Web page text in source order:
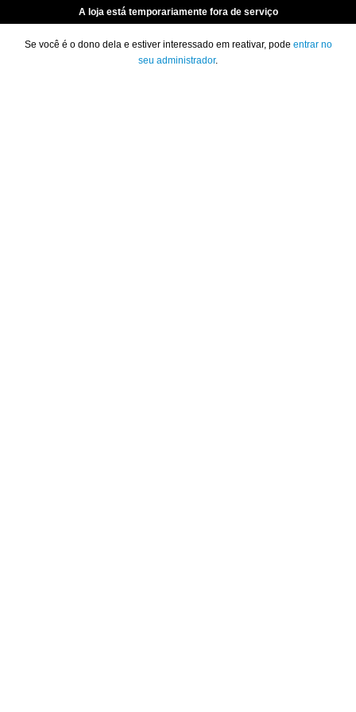
A loja está temporariamente fora de serviço
Se você é o dono dela e estiver interessado em reativar, pode entrar no
seu administrador.